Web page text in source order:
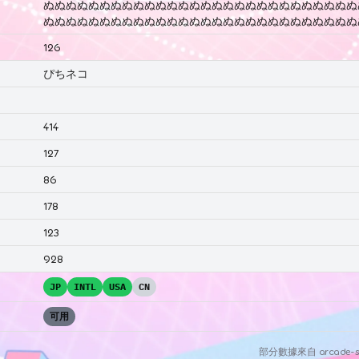
ぬぬぬぬぬぬぬぬぬぬぬぬぬぬぬぬぬぬぬぬぬぬぬぬぬぬぬ
ぬぬぬぬぬぬぬぬぬぬぬぬぬぬぬぬぬぬぬぬぬぬぬぬぬぬぬ
126
ぴちネコ
414
127
86
178
123
928
JP INTL USA CN
可用
部分數據來自 arcade-